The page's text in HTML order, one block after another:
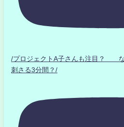
/プロジェクトA子さんも注目？ な
刺さる3分間？/